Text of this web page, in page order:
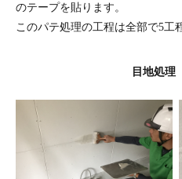
のテープを貼ります。
このパテ処理の工程は全部で5工
目地処